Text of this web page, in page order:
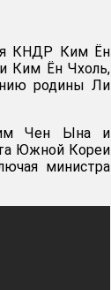
КНДР Ким Ён
Ким Ён Чхоль,
родины Ли
Чен Ына и
Южной Кореи
министра